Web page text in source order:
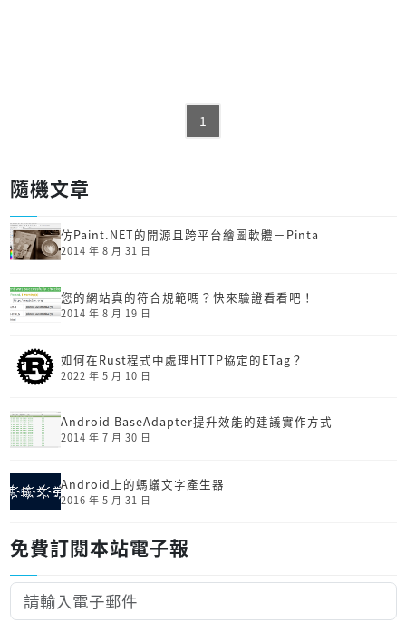
1
隨機文章
仿Paint.NET的開源且跨平台繪圖軟體－Pinta
2014 年 8 月 31 日
您的網站真的符合規範嗎？快來驗證看看吧！
2014 年 8 月 19 日
如何在Rust程式中處理HTTP協定的ETag？
2022 年 5 月 10 日
Android BaseAdapter提升效能的建議實作方式
2014 年 7 月 30 日
Android上的螞蟻文字產生器
2016 年 5 月 31 日
免費訂閱本站電子報